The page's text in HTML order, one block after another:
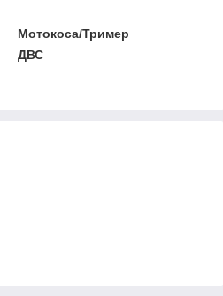
Мотокоса/Тример
ДВС